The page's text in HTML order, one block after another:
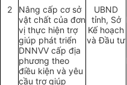
2
Nâng cấp cơ sở
vật chất của đơn
vị thực hiện trợ
giúp phát triển
DNNVV cấp địa
phương theo
điều kiện và yêu
cầu trợ giúp
UBND
tỉnh, Sở
Kế hoạch
và Đầu tư